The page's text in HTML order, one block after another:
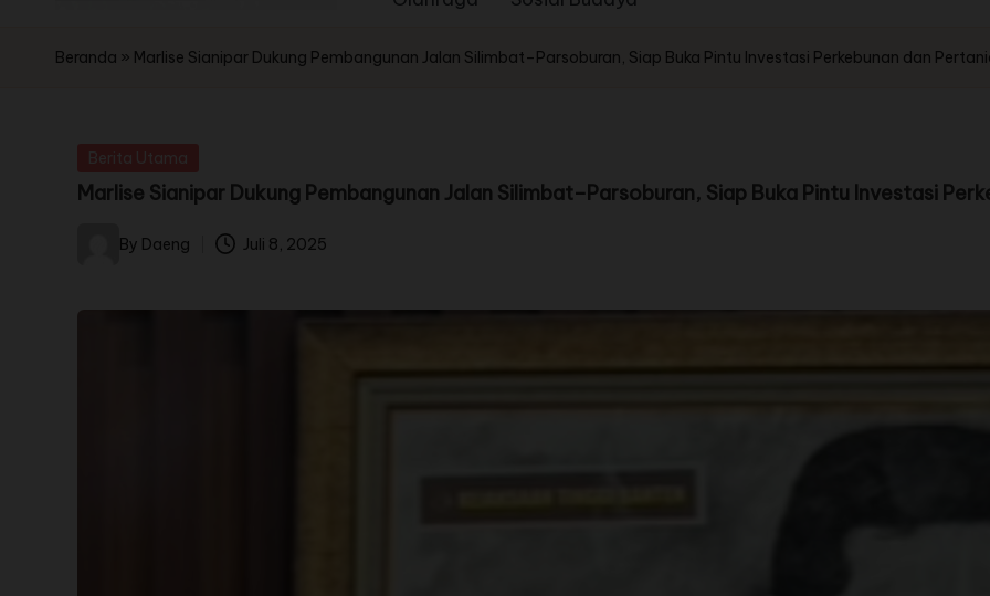
Beranda » Marlise Sianipar Dukung Pembangunan Jalan Silimbat–Parsoburan, Siap Buka Pintu Investasi Perkebunan dan
Marlise Sianipar Dukung Pembangunan Jalan Silimbat–Parsoburan, Siap Buka Pintu Investasi
By Daeng Juli 8, 2025